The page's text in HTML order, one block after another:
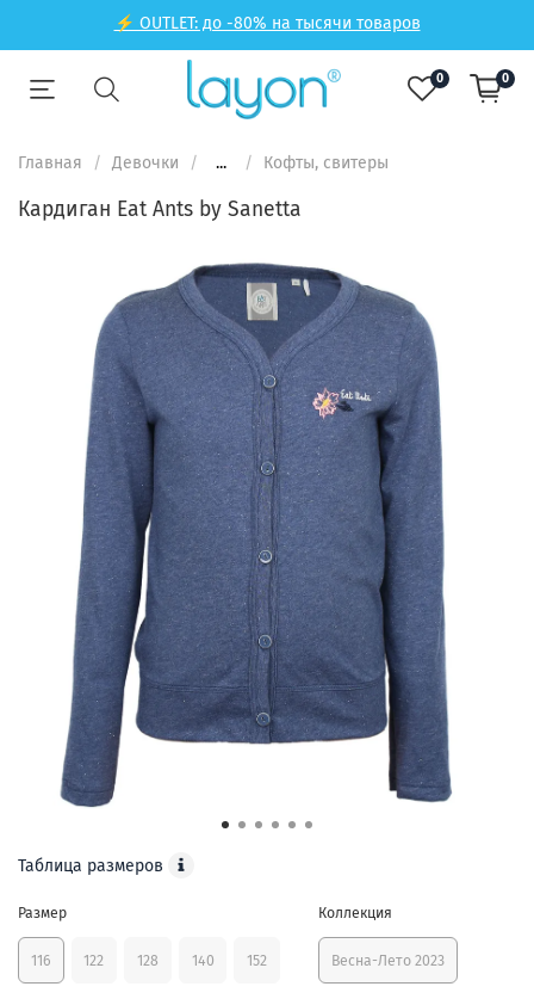
⚡ OUTLET: до -80% на тысячи товаров
0 0
Главная Девочки ... Кофты, свитеры
Кардиган Eat Ants by Sanetta
Таблица размеров
Размер
116 122 128 140 152
Коллекция
Весна-Лето 2023